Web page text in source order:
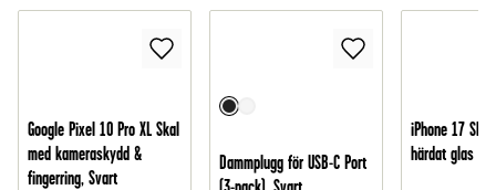
Google Pixel 10 Pro XL Skal
med kameraskydd &
fingerring, Svart
Dammplugg för USB-C Port
iPhone 17
härdat glas